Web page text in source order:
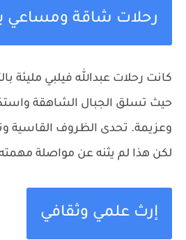
رحلات شاقة ومساعي
كانت رحلات عبدالله فيلبي مليئة
حيث تسلق الجبال الشاهقة
وعزيمة. تحدى الظروف القاسية
لكن هذا لم يثنه عن مواصلة
إرث علمي وثقافي